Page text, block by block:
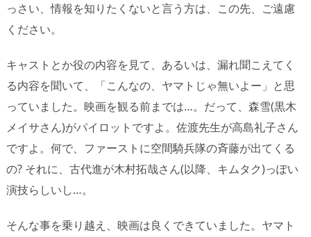
っさい、情報を知りたくないと言う方は、この先、ご遠慮
ください。
キャストとか役の内容を見て、あるいは、漏れ聞こえてく
る内容を聞いて、「こんなの、ヤマトじゃ無いよー」と思
っていました。映画を観る前までは…。だって、森雪(黒木
メイサさん)がパイロットですよ。佐渡先生が高島礼子さん
ですよ。何で、ファーストに空間騎兵隊の斉藤が出てくる
の? それに、古代進が木村拓哉さん(以降、キムタク)っぽい
演技らしいし…。
そんな事を乗り越え、映画は良くできていました。ヤマト